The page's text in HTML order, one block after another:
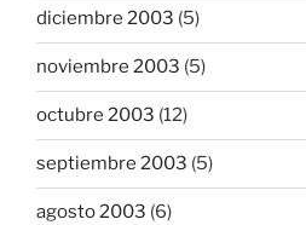
diciembre 2003 (5)
noviembre 2003 (5)
octubre 2003 (12)
septiembre 2003 (5)
agosto 2003 (6)